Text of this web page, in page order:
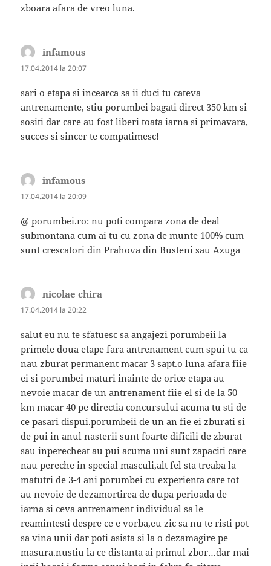
zboara afara de vreo luna.
infamous
17.04.2014 la 20:07
sari o etapa si incearca sa ii duci tu cateva
antrenamente, stiu porumbei bagati direct 350 km si
sositi dar care au fost liberi toata iarna si primavara,
succes si sincer te compatimesc!
infamous
17.04.2014 la 20:09
@ porumbei.ro: nu poti compara zona de deal
submontana cum ai tu cu zona de munte 100% cum
sunt crescatori din Prahova din Busteni sau Azuga
nicolae chira
17.04.2014 la 20:22
salut eu nu te sfatuesc sa angajezi porumbeii la
primele doua etape fara antrenament cum spui tu ca
nau zburat permanent macar 3 sapt.o luna afara fiie
ei si porumbei maturi inainte de orice etapa au
nevoie macar de un antrenament fiie el si de la 50
km macar 40 pe directia concursului acuma tu sti de
ce pasari dispui.porumbeii de un an fie ei zburati si
de pui in anul nasterii sunt foarte dificili de zburat
sau inperecheat au pui acuma uni sunt zapaciti care
nau pereche in special masculi,alt fel sta treaba la
matutri de 3-4 ani porumbei cu experienta care tot
au nevoie de dezamortirea de dupa perioada de
iarna si ceva antrenament individual sa le
reamintesti despre ce e vorba,eu zic sa nu te risti pot
sa vina unii dar poti asista si la o dezamagire pe
masura.nustiu la ce distanta ai primul zbor…dar mai